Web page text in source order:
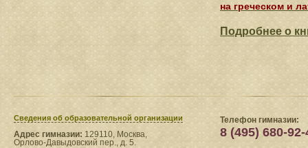
на греческом и
Подробнее о
Сведения​ об образовательной организации
Адрес гимназии: 129110, Москва,
Орлово-Давыдовский пер., д. 5.
Телефон гимназии:
8 (495) 680-92-